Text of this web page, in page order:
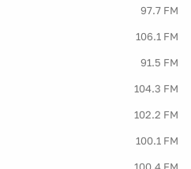
97.7 FM
106.1 FM
91.5 FM
104.3 FM
102.2 FM
100.1 FM